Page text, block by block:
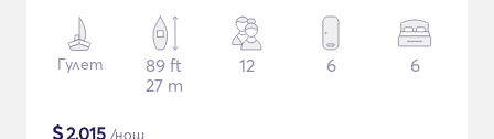
Гулет
89 ft
27 m
12 6 6
$2,015 /нощ